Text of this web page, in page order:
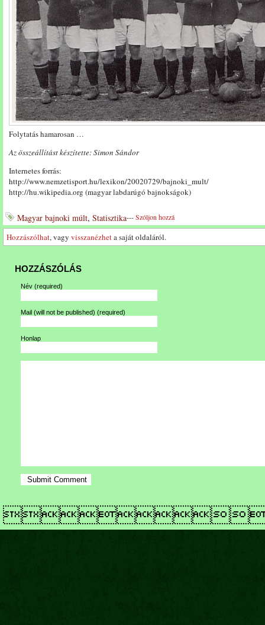
Folytatás hamarosan …
Az összeállítást készítette: Simon Sándor
Internetes forrás:
http://www.nemzetisport.hu/lexikon/20020729/bajnoki_mult/
http://hu.wikipedia.org (magyar labdarúgó bajnokságok)
Magyar bajnoki múlt, Statisztika---Szóljon hozzá
Hozzászólhat, vagy visszanézheta saját oldaláról.
HOZZÁSZÓLÁS
Név (required)
Mail (will not be published) (required)
Honlap